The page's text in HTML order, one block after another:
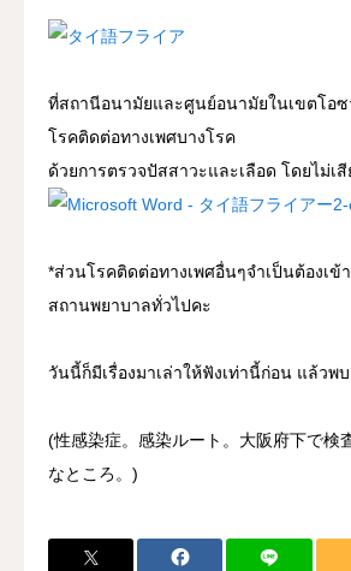
ที่สถานีอนามัยและศูนย์อนามัยในเขตโอซ
โรคติดต่อทางเพศบางโรค
ด้วยการตรวจปัสสาวะและเลือด โดยไม่เ
*ส่วนโรคติดต่อทางเพศอื่นๆจำเป็นต้องเข้
สถานพยาบาลทั่วไปคะ
วันนี้ก็มีเรื่องมาเล่าให้ฟังเท่านี้ก่อน แล้วพ
(性感染症。感染ルート。大阪府下で検
なところ。)